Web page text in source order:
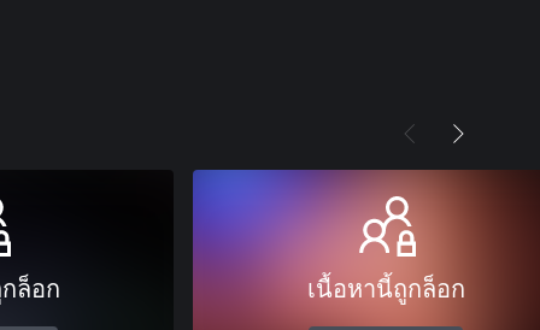
ล็อก เนื้อหานี้ถูกล็อก